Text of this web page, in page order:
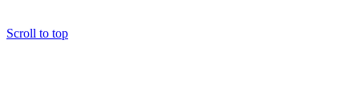
Scroll to top